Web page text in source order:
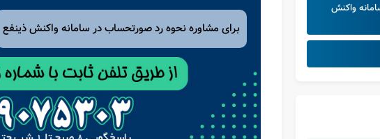
واکنش
برای مشاوره نحوه رد صورتحساب در سامانه واکنش ذینفع